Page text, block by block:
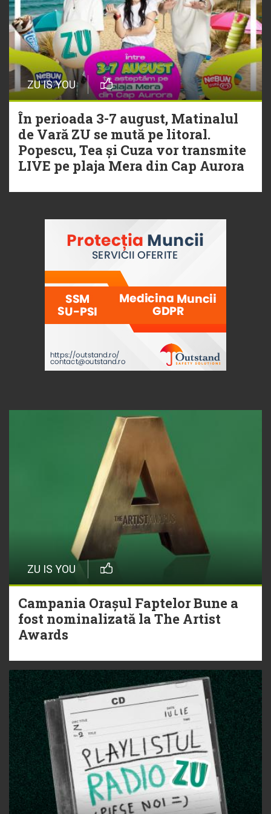
ZU IS YOU
În perioada 3-7 august, Matinalul
de Vară ZU se mută pe litoral.
Popescu, Tea și Cuza vor transmite
LIVE pe plaja Mera din Cap Aurora
ZU IS YOU
Campania Orașul Faptelor Bune a
fost nominalizată la The Artist
Awards